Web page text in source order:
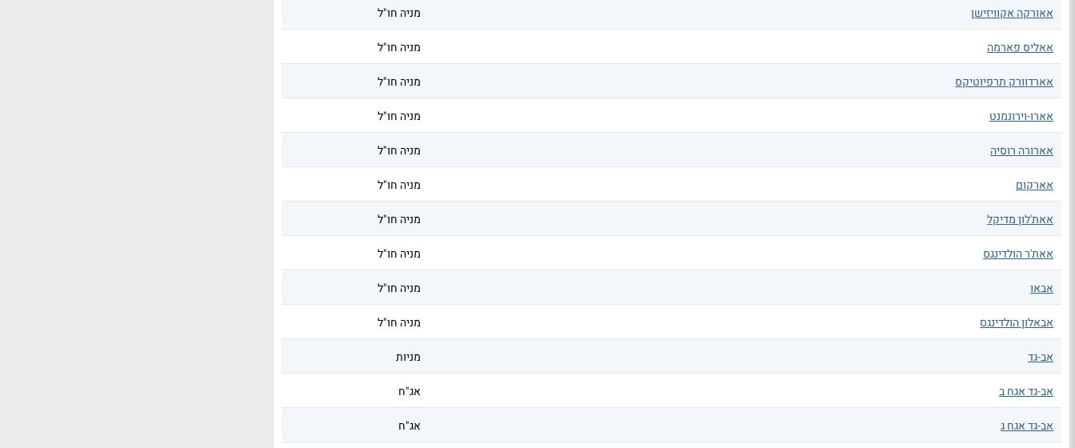
אאורקה אקוויזישן מניה חו"ל
אאליס פארמה מניה חו"ל
אארדוורק תרפיוטיקס מניה חו"ל
אארו-וירונמנט מניה חו"ל
אארורה רוסיה מניה חו"ל
אארקום מניה חו"ל
אאת'לון מדיקל מניה חו"ל
אאת'ר הולדינגס מניה חו"ל
אבאו מניה חו"ל
אבאלון הולדינגס מניה חו"ל
אב-גד מניות
אב-גד אגח ב אג"ח
אב-גד אגח ג אג"ח